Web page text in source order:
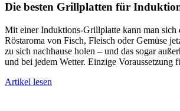
Die besten Grillplatten für
Mit einer Induktions-Grillplatte kann man sich
Röstaroma von Fisch, Fleisch oder Gemüse
zu sich nachhause holen – und das sogar
und bei jedem Wetter. Einzige Voraussetzung
Artikel lesen